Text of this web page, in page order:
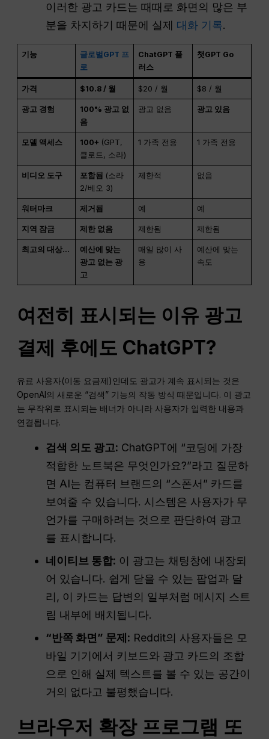
이러한 광고 카드는 때때로 화면의 많은 부
분을 차지하기 때문에 실제 대화 기록.
기능
글로벌GPT 프
로
ChatGPT 플
러스
챗GPT Go
가격 $10.8 / 월 $20 / 월 $8 / 월
광고 경험
100% 광고 없
음
광고 없음 광고 있음
모델 액세스 100+ (GPT,
클로드, 소라)
1 가족 전용 1 가족 전용
비디오 도구 포함됨 (소라
2/베오 3)
제한적 없음
워터마크 제거됨 예 예
지역 잠금 제한 없음 제한됨 제한됨
최고의 대상...
예산에 맞는
광고 없는 광
고
매일 많이 사
용
예산에 맞는
속도
여전히 표시되는 이유 광고
결제 후에도 ChatGPT?
유료 사용자(이동 요금제)인데도 광고가 계속 표시되는 것은
OpenAI의 새로운 “검색” 기능의 작동 방식 때문입니다. 이 광고
는 무작위로 표시되는 배너가 아니라 사용자가 입력한 내용과
연결됩니다.
검색 의도 광고: ChatGPT에 “코딩에 가장
적합한 노트북은 무엇인가요?”라고 질문하
면 AI는 컴퓨터 브랜드의 “스폰서” 카드를
보여줄 수 있습니다. 시스템은 사용자가 무
언가를 구매하려는 것으로 판단하여 광고
를 표시합니다.
네이티브 통합: 이 광고는 채팅창에 내장되
어 있습니다. 쉽게 닫을 수 있는 팝업과 달
리, 이 카드는 답변의 일부처럼 메시지 스트
림 내부에 배치됩니다.
“반쪽 화면” 문제: Reddit의 사용자들은 모
바일 기기에서 키보드와 광고 카드의 조합
으로 인해 실제 텍스트를 볼 수 있는 공간이
거의 없다고 불평했습니다.
브라우저 확장 프로그램 또